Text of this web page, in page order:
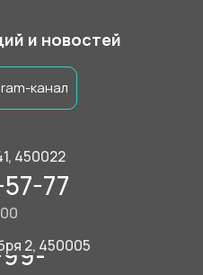
и новостей
450022
77
2, 450005
99-
канал